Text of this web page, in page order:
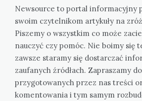
Newsource to portal informacyjny
swoim czytelnikom artykuły na
Piszemy o wszystkim co może
nauczyć czy pomóc. Nie boimy się
zawsze staramy się dostarczać
zaufanych źródłach. Zapraszamy
przygotowanych przez nas treści
komentowania i tym samym